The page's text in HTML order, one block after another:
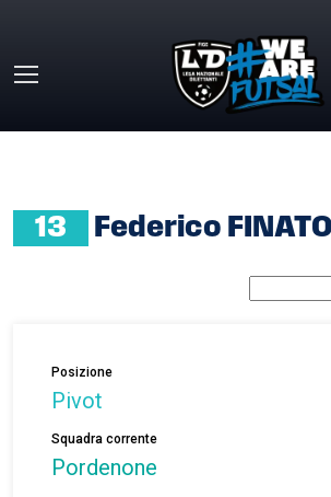
13 Federico FINATO
Posizione
Pivot
Squadra corrente
Pordenone